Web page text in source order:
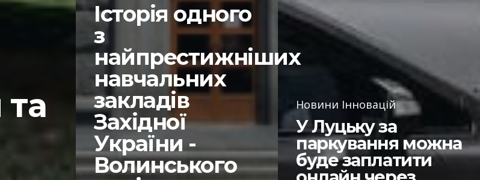
та
Історія одного
з
найпрестижніших
навчальних
закладів
Західної
України -
Волинського
Новини Інновацій
У Луцьку за
паркування можна
буде заплатити